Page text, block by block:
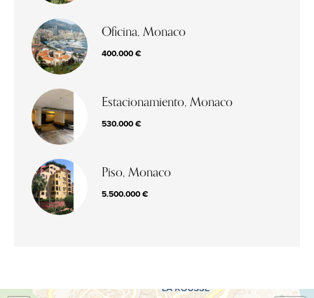
Oficina, Monaco
400.000 €
Estacionamiento, Monaco
530.000 €
Piso, Monaco
5.500.000 €